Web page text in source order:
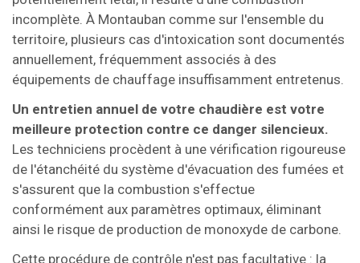
incomplète. À Montauban comme sur l'ensemble du
territoire, plusieurs cas d'intoxication sont documentés
annuellement, fréquemment associés à des
équipements de chauffage insuffisamment entretenus.
Un entretien annuel de votre chaudière est votre
meilleure protection contre ce danger silencieux.
Les techniciens procèdent à une vérification rigoureuse
de l'étanchéité du système d'évacuation des fumées et
s'assurent que la combustion s'effectue
conformément aux paramètres optimaux, éliminant
ainsi le risque de production de monoxyde de carbone.
Cette procédure de contrôle n'est pas facultative : la